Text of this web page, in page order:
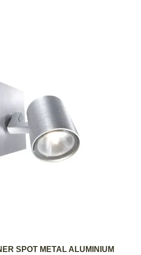
AL CARRITO
SPOT METAL ALUMINIUM